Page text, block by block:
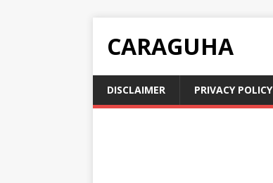
CARAGUHA
DISCLAIMER PRIVACY POLICY